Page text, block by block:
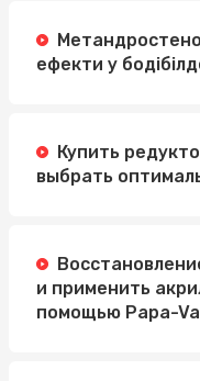
ефекти у
Купить
выбрать
и применить
помощью Papa-